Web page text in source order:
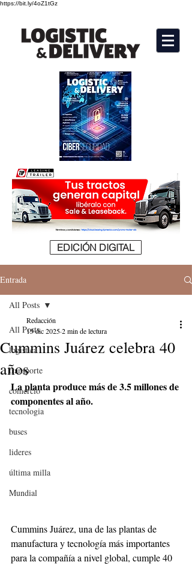
https://bit.ly/4oZ1tGz
EDICIÓN DIGITAL
Entrada
All Posts
logistica
transporte
comercio
tecnologia
buses
lideres
última milla
Mundial
All Posts
Cummins Juárez celebra 40
años
Redacción
15 dic 20252 min de lectura
La planta produce más de 3.5 millones de
componentes al año.
Cummins Juárez, una de las plantas de
manufactura y tecnología más importantes
para la compañía a nivel global, cumple 40